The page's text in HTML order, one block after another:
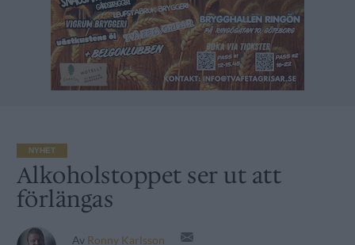
NYHET
Alkoholstoppet ser ut att
förlängas
Av Ronny Karlsson